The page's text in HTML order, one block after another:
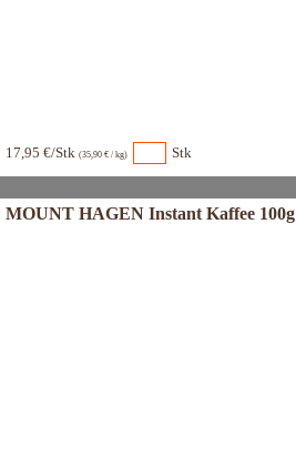
17,95 €/Stk (35,90 € / kg) Stk
MOUNT HAGEN Instant Kaffee 100g